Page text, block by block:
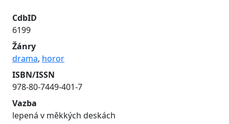
CdbID
6199
Žánry
drama, horor
ISBN/ISSN
978-80-7449-401-7
Vazba
lepená v měkkých deskách